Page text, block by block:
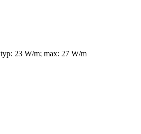
typ: 23 W/m; max: 27 W/m